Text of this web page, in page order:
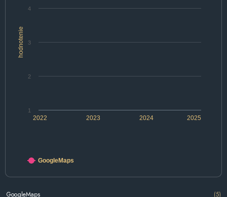
hodnotenie
2022 2024
2023 2025
1
2
3
4
GoogleMaps
GoogleMaps (5)